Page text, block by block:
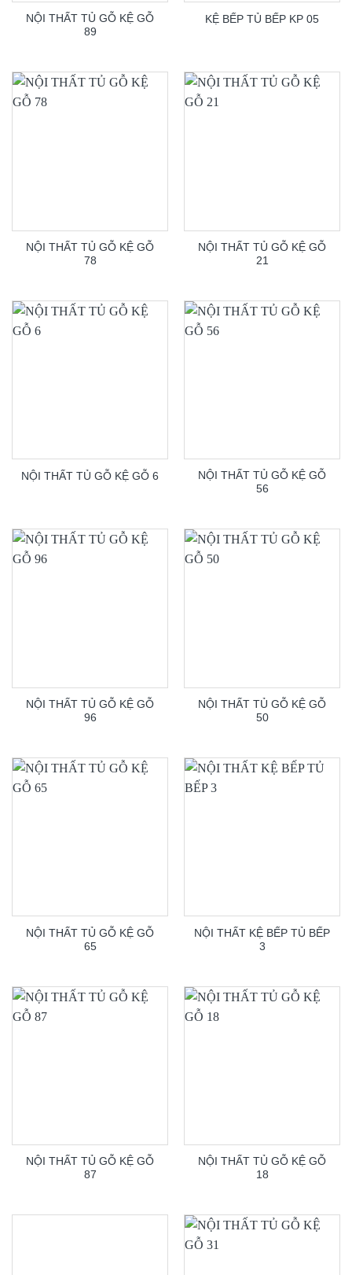
NỘI THẤT TỦ GỖ KỆ GỖ
89
KỆ BẾP TỦ BẾP KP 05
NỘI THẤT TỦ GỖ KỆ GỖ
78
NỘI THẤT TỦ GỖ KỆ GỖ
21
NỘI THẤT TỦ GỖ KỆ GỖ 6
NỘI THẤT TỦ GỖ KỆ GỖ
56
NỘI THẤT TỦ GỖ KỆ GỖ
96
NỘI THẤT TỦ GỖ KỆ GỖ
50
NỘI THẤT TỦ GỖ KỆ GỖ
65
NỘI THẤT KỆ BẾP TỦ BẾP
3
NỘI THẤT TỦ GỖ KỆ GỖ
87
NỘI THẤT TỦ GỖ KỆ GỖ
18